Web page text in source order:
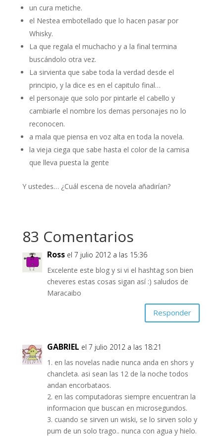
un cura metiche.
el Nestea embotellado que lo hacen pasar por
Whisky.
La que regala el muchacho y a la final termina
buscándolo otra vez.
La sirvienta que sabe toda la verdad desde el
principio, y la dice es en el capitulo final…
el personaje que solo por pintarle el cabello y
cambiarle el nombre los demas personajes no lo
reconocen.
a mala que piensa en voz alta en toda la novela.
la vieja ciega que sabe hasta el color de la camisa
que lleva puesta la gente
Y ustedes… ¿Cuál escena de novela añadirían?
83 Comentarios
Ross el 7 julio 2012 a las 15:36
Excelente este blog y si vi el hashtag son bien
cheveres estas cosas sigan así :) saludos de
Maracaibo
Responder
GABRIEL el 7 julio 2012 a las 18:21
1. en las novelas nadie nunca anda en shors y
chancleta. asi sean las 12 de la noche todos
andan encorbataos.
2. en las computadoras siempre encuentran la
informacion que buscan en microsegundos.
3. cuando se sirven un wiski, se lo sirven solo y
pum de un solo trago.. nunca con agua y hielo.